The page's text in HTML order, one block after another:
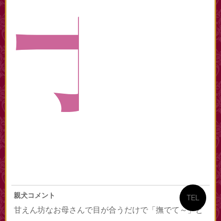
子
親犬コメント
甘えん坊なお母さんで目が合うだけで「撫でて～」と
TEL